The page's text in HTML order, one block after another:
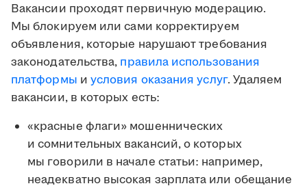
Вакансии проходят первичную модерацию.
Мы блокируем или сами корректируем
объявления, которые нарушают требования
законодательства, правила использования
платформы и условия оказания услуг. Удаляем
вакансии, в которых есть:
«красные флаги» мошеннических
и сомнительных вакансий, о которых
мы говорили в начале статьи: например,
неадекватно высокая зарплата или обещание